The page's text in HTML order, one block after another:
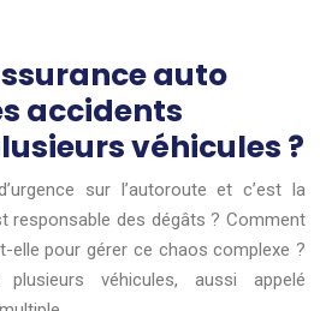
auto
accidents
véhicules ?
sur l’autoroute et c’est la
responsable des dégâts ? Comment
elle pour gérer ce chaos complexe ?
véhicules, aussi appelé